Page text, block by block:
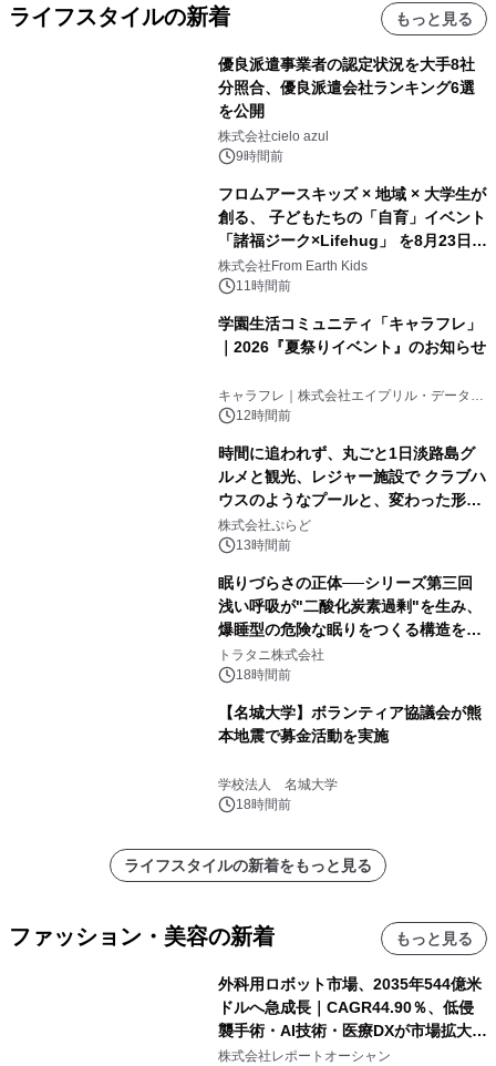
ライフスタイルの新着 もっと見る
優良派遣事業者の認定状況を大手8社
分照合、優良派遣会社ランキング6選
を公開
株式会社cielo azul
9時間前
フロムアースキッズ × 地域 × 大学生が
創る、 子どもたちの「自育」イベント
「諸福ジーク×Lifehug」 を8月23日
(日)開催
株式会社From Earth Kids
11時間前
学園生活コミュニティ「キャラフレ」
｜2026『夏祭りイベント』のお知らせ
キャラフレ｜株式会社エイプリル・データ・
デザインズ
12時間前
時間に追われず、丸ごと1日淡路島グ
ルメと観光、レジャー施設で クラブハ
ウスのようなプールと、変わった形の
サウナも 「THE BOXY AWAJI」のお
得な素泊まり連泊プランで
株式会社ぷらど
13時間前
眠りづらさの正体──シリーズ第三回
浅い呼吸が"二酸化炭素過剰"を生み、
爆睡型の危険な眠りをつくる構造を解
説
トラタニ株式会社
18時間前
【名城大学】ボランティア協議会が熊
本地震で募金活動を実施
学校法人 名城大学
18時間前
ライフスタイルの新着をもっと見る
ファッション・美容の新着 もっと見る
外科用ロボット市場、2035年544億米
ドルへ急成長｜CAGR44.90％、低侵
襲手術・AI技術・医療DXが市場拡大を
牽引
株式会社レポートオーシャン